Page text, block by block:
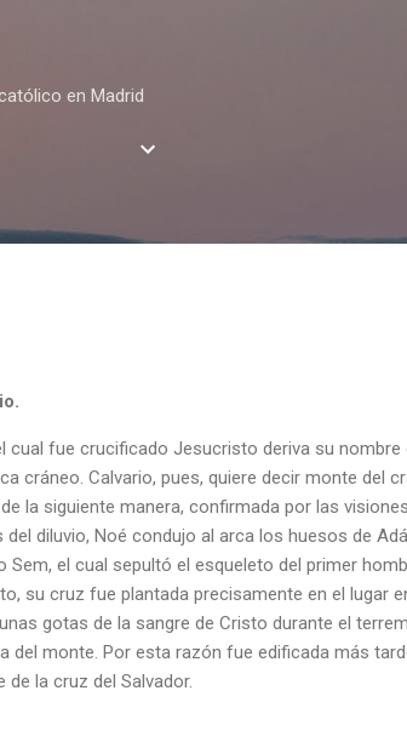
en Madrid
cual fue crucificado Jesucristo deriva su nombre
cráneo. Calvario, pues, quiere decir monte del
la siguiente manera, confirmada por las
del diluvio, Noé condujo al arca los huesos de
Sem, el cual sepultó el esqueleto del primer
su cruz fue plantada precisamente en el lugar
gotas de la sangre de Cristo durante el
del monte. Por esta razón fue edificada más
la cruz del Salvador.